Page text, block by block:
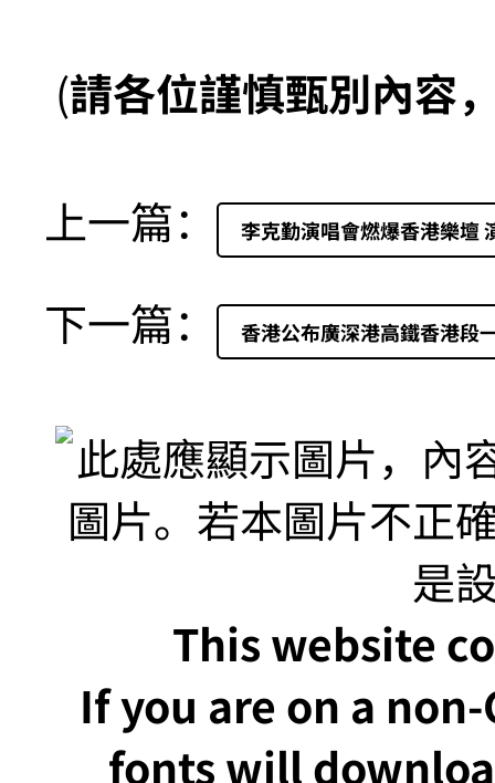
(請各位謹慎甄別內容
上一篇： 李克勤演唱會燃爆香港樂壇
下一篇： 香港公布廣深港高鐵香港段
This website
If you are on a
fonts will